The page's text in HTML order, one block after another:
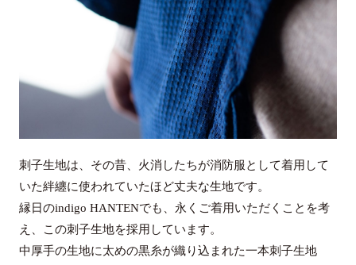
刺子生地は、その昔、火消したちが消防服として着用して
いた絆纏に使われていたほど丈夫な生地です。
縁日のindigo HANTENでも、永くご着用いただくことを考
え、この刺子生地を採用しています。
中厚手の生地に太めの黒糸が織り込まれた一本刺子生地